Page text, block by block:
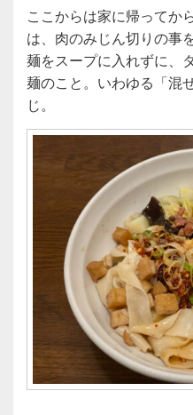
ここからは家に帰ってか
は、肉のみじん切りの事
麺をスープに入れずに、
麺のこと。いわゆる「混
じ。